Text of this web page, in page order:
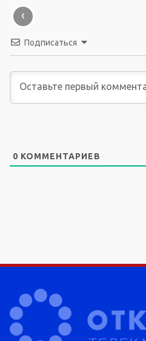
‹
Подписаться
0 КОММЕНТАРИЕВ